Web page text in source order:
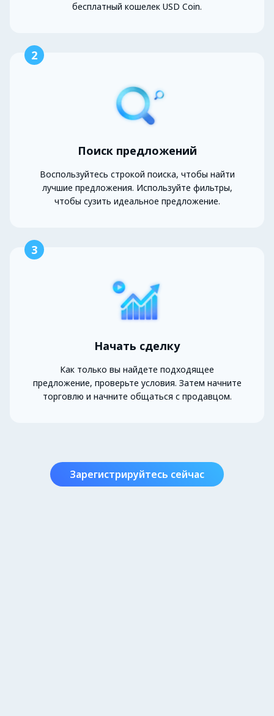
бесплатный кошелек USD Coin.
2
Поиск предложений
Воспользуйтесь строкой поиска, чтобы найти
лучшие предложения. Используйте фильтры,
чтобы сузить идеальное предложение.
3
Начать сделку
Как только вы найдете подходящее
предложение, проверьте условия. Затем начните
торговлю и начните общаться с продавцом.
Зарегистрируйтесь сейчас